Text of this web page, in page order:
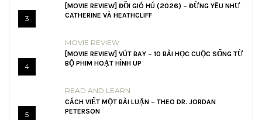
3
[MOVIE REVIEW] ĐỒI GIÓ HÚ (2026) – ĐỪNG YÊU NHƯ
CATHERINE VÀ HEATHCLIFF
4
MOVIE REVIEW
[MOVIE REVIEW] VÚT BAY – 10 BÀI HỌC CUỘC SỐNG TỪ
BỘ PHIM HOẠT HÌNH UP
5
READ AND LEARN
CÁCH VIẾT MỘT BÀI LUẬN – THEO DR. JORDAN
PETERSON